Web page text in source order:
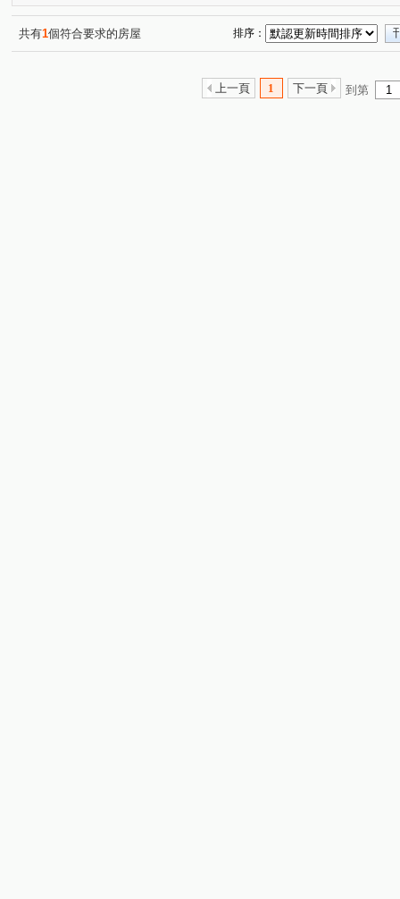
松竹五路二段(1) 雅潭路四段(1) 軍福七路(1) 舊社巷(1)
水湳段(1) 長生巷(1) 敦富路(2) 興華一路
詔安街(1) 旱溪西路三段(1) 軍福十六路(1) 安順東十街
共有1個符合要求的房屋 排序：
上一頁 1 下一頁 到第